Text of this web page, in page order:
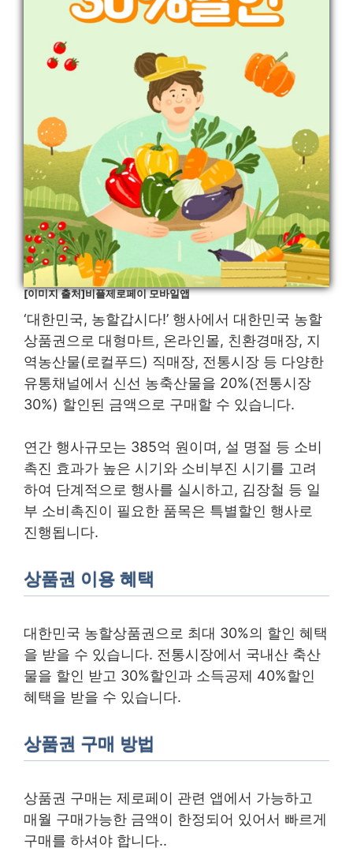
[이미지 출처]비플제로페이 모바일앱
‘대한민국, 농할갑시다!’ 행사에서 대한민국 농할
상품권으로 대형마트, 온라인몰, 친환경매장, 지
역농산물(로컬푸드) 직매장, 전통시장 등 다양한
유통채널에서 신선 농축산물을 20%(전통시장
30%) 할인된 금액으로 구매할 수 있습니다.
연간 행사규모는 385억 원이며, 설 명절 등 소비
촉진 효과가 높은 시기와 소비부진 시기를 고려
하여 단계적으로 행사를 실시하고, 김장철 등 일
부 소비촉진이 필요한 품목은 특별할인 행사로
진행됩니다.
상품권 이용 혜택
대한민국 농할상품권으로 최대 30%의 할인 혜택
을 받을 수 있습니다. 전통시장에서 국내산 축산
물을 할인 받고 30%할인과 소득공제 40%할인
혜택을 받을 수 있습니다.
상품권 구매 방법
상품권 구매는 제로페이 관련 앱에서 가능하고
매월 구매가능한 금액이 한정되어 있어서 빠르게
구매를 하셔야 합니다..